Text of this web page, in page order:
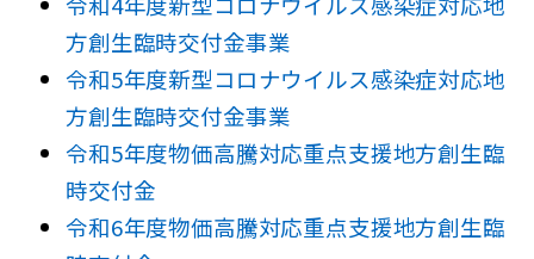
方創生臨時交付金事業
令和5年度新型コロナウイルス感染症対応地
方創生臨時交付金事業
令和5年度物価高騰対応重点支援地方創生臨
時交付金
令和6年度物価高騰対応重点支援地方創生臨